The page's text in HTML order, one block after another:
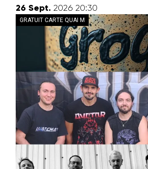
26 septembre
Sept. 2026 20:30
GRATUIT CARTE QUAI M